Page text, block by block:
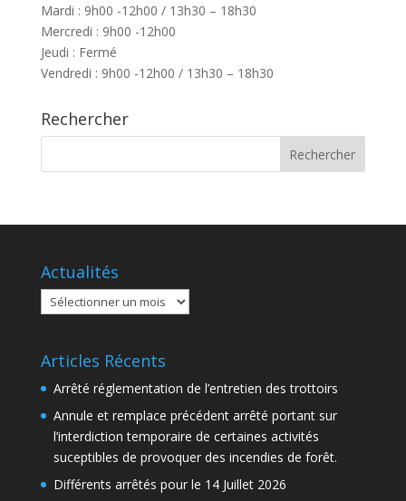
Mardi : 9h00 -12h00 / 13h30 – 18h30
Mercredi : 9h00 -12h00
Jeudi : Fermé
Vendredi : 9h00 -12h00 / 13h30 – 18h30
Rechercher
Actualités
Actualités
Articles Récents
Arrêté réglementation de l’entretien des trottoirs
Annule et remplace précédent arrêté portant sur
l’interdiction temporaire de certaines activités
suceptibles de provoquer des incendies de forêt.
Différents arrêtés pour le 14 Juillet 2026